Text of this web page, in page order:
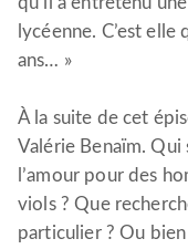
lycéenne. C’est
ans… »
À la suite de cet
Valérie Benaïm.
l’amour pour des
viols ? Que
particulier ? Ou